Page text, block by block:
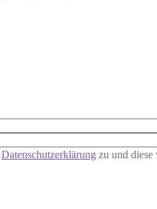
Datenschutzerklärung zu und diese